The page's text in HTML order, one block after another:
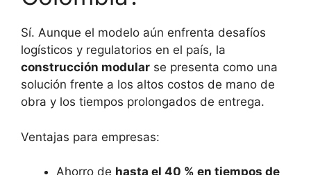
Sí. Aunque el modelo aún enfrenta desafíos
logísticos y regulatorios en el país, la
construcción modular se presenta como una
solución frente a los altos costos de mano de
obra y los tiempos prolongados de entrega.
Ventajas para empresas:
Ahorro de hasta el 40 % en tiempos de